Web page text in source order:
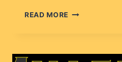
READ MORE АБЕР